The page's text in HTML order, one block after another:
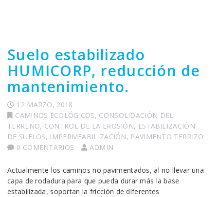
Suelo estabilizado
HUMICORP, reducción de
mantenimiento.
12 MARZO, 2018
CAMINOS ECOLÓGICOS, CONSOLIDACIÓN DEL
TERRENO, CONTROL DE LA EROSIÓN, ESTABILIZACIÓN
DE SUELOS, IMPERMEABILIZACIÓN, PAVIMENTO TERRIZO
0 COMENTARIOS
ADMIN
Actualmente los caminos no pavimentados, al no llevar una
capa de rodadura para que pueda durar más la base
estabilizada, soportan la fricción de diferentes